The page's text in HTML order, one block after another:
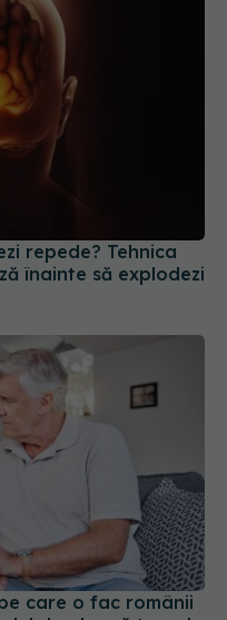
de alarmă tras de